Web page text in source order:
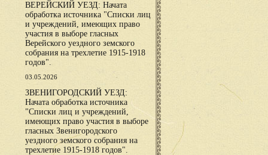
ВЕРЕЙСКИЙ УЕЗД: Начата
обработка источника "Списки лиц
и учреждений, имеющих право
участия в выборе гласных
Верейского уездного земского
собрания на трехлетие 1915-1918
годов".
03.05.2026
ЗВЕНИГОРОДСКИЙ УЕЗД:
Начата обработка источника
"Списки лиц и учреждений,
имеющих право участия в выборе
гласных Звенигородского
уездного земского собрания на
трехлетие 1915-1918 годов".